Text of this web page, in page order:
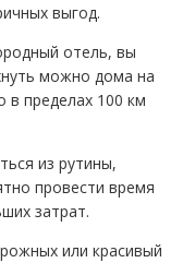
выгод.
отель, вы
можно дома на
пределах 100 км
из рутины,
провести время
затрат.
или красивый